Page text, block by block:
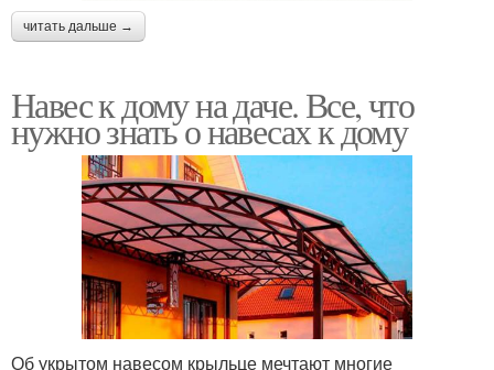
читать дальше →
Навес к дому на даче. Все, что
нужно знать о навесах к дому
Об укрытом навесом крыльце мечтают многие